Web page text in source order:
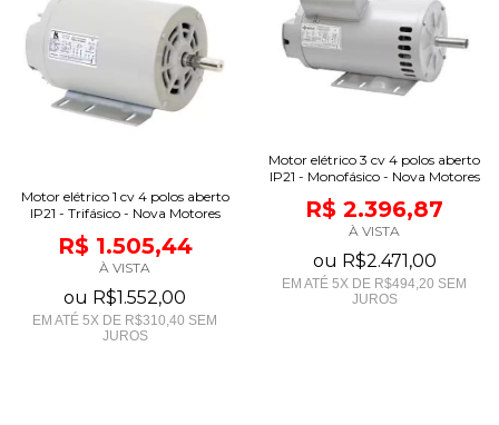
Motor elétrico 1 cv 4 polos aberto
IP21 - Trifásico - Nova Motores
R$ 1.505,44
À VISTA
ou R$1.552,00
EM ATÉ 5X DE R$310,40 SEM
JUROS
Motor elétrico 3 cv 4 polos aberto
IP21 - Monofásico - Nova Motores
R$ 2.396,87
À VISTA
ou R$2.471,00
EM ATÉ 5X DE R$494,20 SEM
JUROS